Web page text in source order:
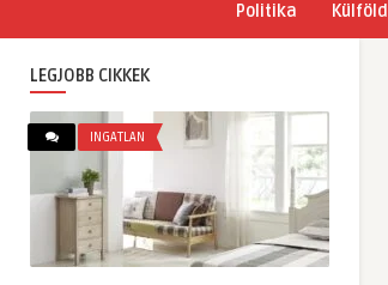
Politika Külföld
LEGJOBB CIKKEK
INGATLAN